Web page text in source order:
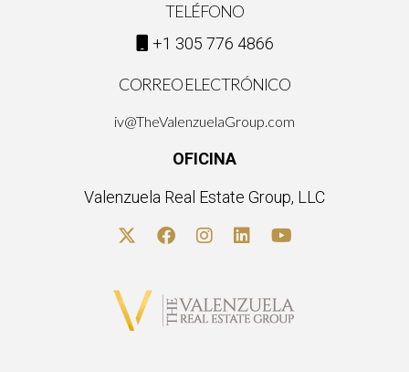
TELÉFONO
+1 305 776 4866
CORREO ELECTRÓNICO
iv@TheValenzuelaGroup.com
OFICINA
Valenzuela Real Estate Group, LLC